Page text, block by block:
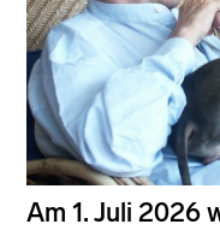
Am 1. Juli 2026